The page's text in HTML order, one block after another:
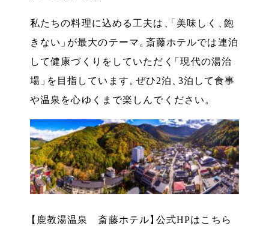
私たちの料理に込める工夫は 、「 美味しく 、
飽
きない 」が最大のテーマ 。斎藤ホテルでは連泊
して健康づくりをしていただく 「現代の湯治
場 」を目指しています 。ぜひ2泊 、3泊して食事
や温泉を心ゆくまで楽しんでください 。
【 鹿教湯温泉 斎藤ホテル 】公式HPはこちら